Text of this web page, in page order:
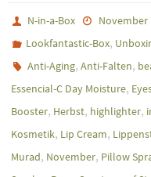
N-in-a-Box
November
Lookfantastic-Box,
Anti-Aging,Anti-Falten,
Essencial-C Day Moisture,
Booster, Herbst, highlighter,
Kosmetik, Lip Cream,
Murad, November, Pillow